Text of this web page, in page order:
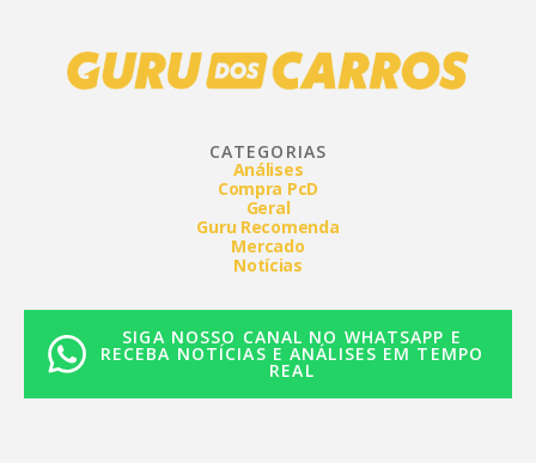
CATEGORIAS
Análises
Compra PcD
Geral
Guru Recomenda
Mercado
Notícias
SIGA NOSSO CANAL NO WHATSAPP E
RECEBA NOTÍCIAS E ANÁLISES EM TEMPO
REAL